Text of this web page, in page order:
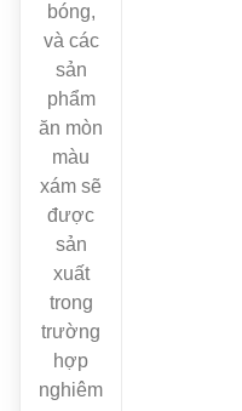
bóng,
và các
sản
phẩm
ăn mòn
màu
xám sẽ
được
sản
xuất
trong
trường
hợp
nghiêm